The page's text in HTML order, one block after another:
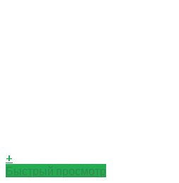
+
Быстрый просмотр